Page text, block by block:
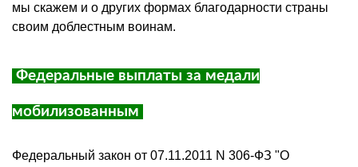
мы скажем и о других формах благодарности страны
своим доблестным воинам.
Федеральные выплаты за медали
мобилизованным
Федеральный закон от 07.11.2011 N 306-ФЗ "О